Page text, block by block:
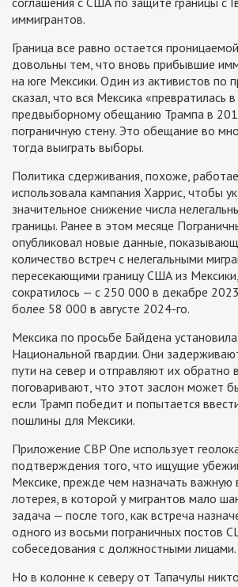
иммигрантов.
Граница все равно остается
довольны тем, что вновь прибывшие
на юге Мексики. Один из активистов по
сказал, что вся Мексика «превратилась
предвыборному обещанию Трампа в
пограничную стену. Это обещание во
тогда выиграть выборы.
Политика сдерживания, похоже,
использовала кампания Харрис, чтобы
значительное снижение числа
границы. Ранее в этом месяце
опубликовал новые данные,
количество встреч с нелегальными
пересекающими границу США из
сократилось — с 250 000 в декабре
более 58 000 в августе 2024-го.
Мексика по просьбе Байдена
Национальной гвардии. Они
пути на север и отправляют их обратно
поговаривают, что этот заслон может
если Трамп победит и попытается
пошлины для Мексики.
Приложение CBP One использует
подтверждения того, что ищущие
Мексике, прежде чем назначать важную
лотерея, в которой у мигрантов мало
задача — после того, как встреча
одного из восьми пограничных постов
собеседования с должностными лицами.
Но в колонне к северу от Тапачулы